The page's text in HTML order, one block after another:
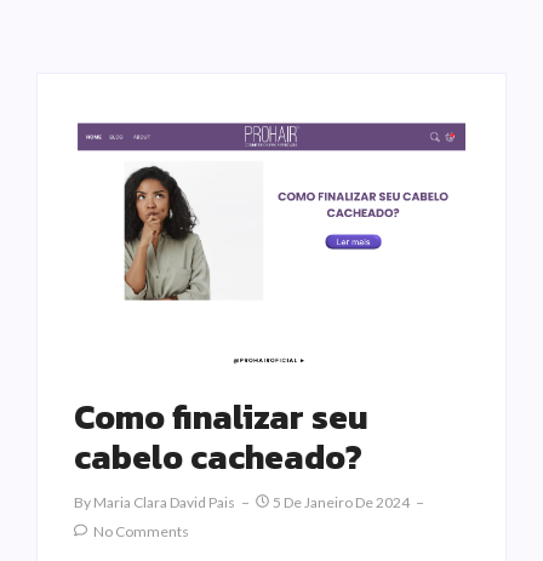
Como finalizar seu
cabelo cacheado?
By Maria Clara David Pais
5 De Janeiro De 2024
No Comments